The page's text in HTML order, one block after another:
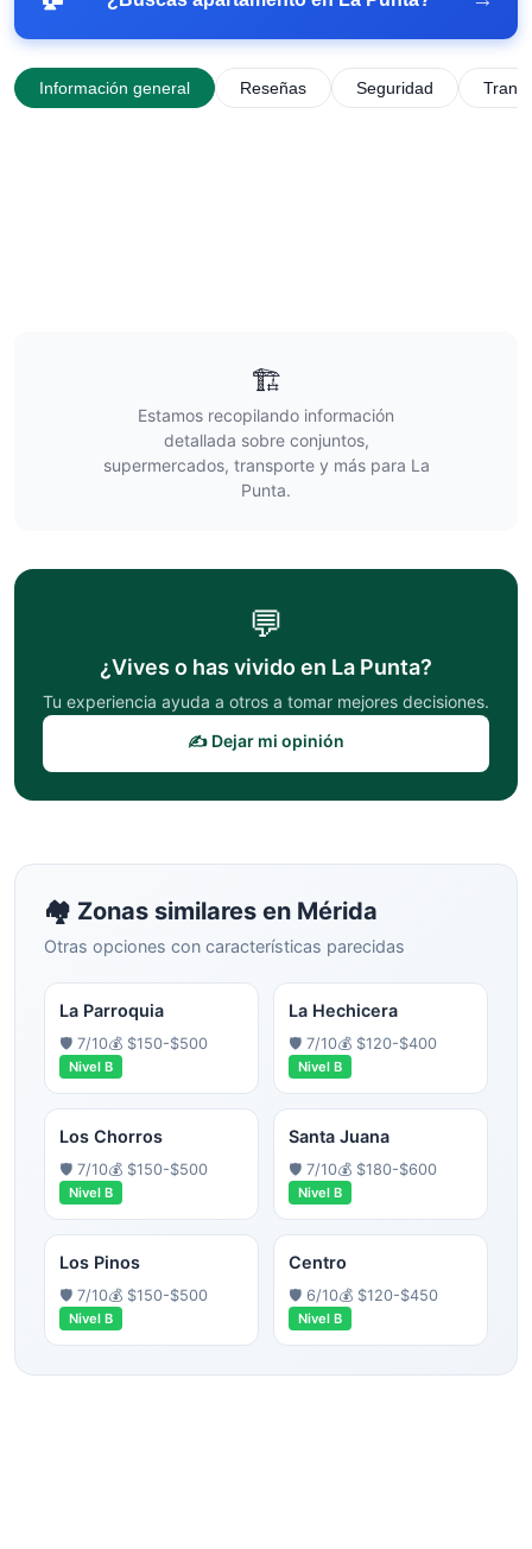
Información general Reseñas Seguridad
🏗️
Estamos recopilando información
detallada sobre conjuntos,
supermercados, transporte y más para La
Punta.
💬
¿Vives o has vivido en La Punta?
Tu experiencia ayuda a otros a tomar mejores decisiones.
✍️ Dejar mi opinión
🏘️ Zonas similares en Mérida
Otras opciones con características parecidas
La Parroquia
🛡️ 7/10💰 $150-$500
Nivel B
La Hechicera
🛡️ 7/10💰 $120-$400
Nivel B
Los Chorros
🛡️ 7/10💰 $150-$500
Nivel B
Santa Juana
🛡️ 7/10💰 $180-$600
Nivel B
Los Pinos
🛡️ 7/10💰 $150-$500
Nivel B
Centro
🛡️ 6/10💰 $120-$450
Nivel B